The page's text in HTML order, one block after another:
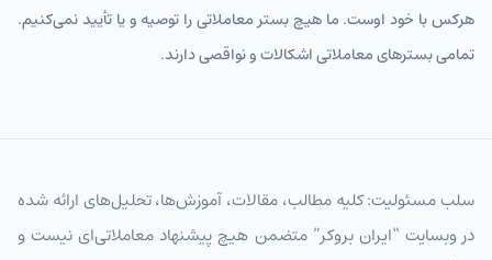
هرکس با خود اوست. ما هیچ بستر معاملاتی را توصیه و یا تأیید نمی‌کنیم.
تمامی بسترهای معاملاتی اشکالات و نواقصی دارند.
سلب مسئولیت: کلیه مطالب، مقالات، آموزش‌ها، تحلیل‌های ارائه شده
در وبسایت “ایران بروکر” متضمن هیچ پیشنهاد معاملاتی‌ای نیست و